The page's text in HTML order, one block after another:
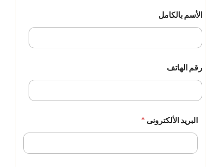
الأسم بالكامل
رقم الهاتف
البريد الألكترونى *